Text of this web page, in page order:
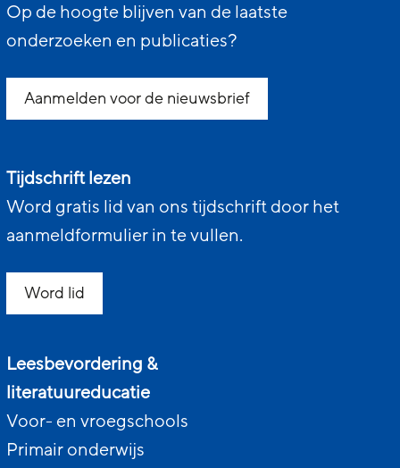
Op de hoogte blijven van de laatste
onderzoeken en publicaties?
Aanmelden voor de nieuwsbrief
Tijdschrift lezen
Word gratis lid van ons tijdschrift door het
aanmeldformulier in te vullen.
Word lid
Leesbevordering &
literatuureducatie
Voor- en vroegschools
Primair onderwijs